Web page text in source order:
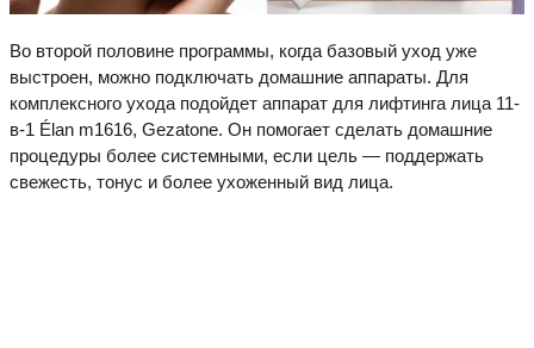
Во второй половине программы, когда базовый уход уже
выстроен, можно подключать домашние аппараты. Для
комплексного ухода подойдет аппарат для лифтинга лица 11-
в-1 Élan m1616, Gezatone. Он помогает сделать домашние
процедуры более системными, если цель — поддержать
свежесть, тонус и более ухоженный вид лица.